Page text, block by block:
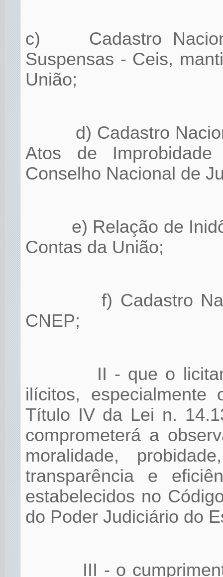
c)
Cadastro
Suspensas - Ceis,
União;
d) Cadastro
Atos de Improbidade
Conselho Nacional de
e) Relação de
Contas da União;
f) Cadastro
CNEP;
II - que o
ilícitos,
Título IV da Lei n.
comprometerá a
moralidade,
transparência e
estabelecidos no
do Poder Judiciário do
III - o